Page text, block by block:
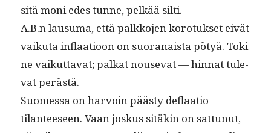
sitä moni edes tunne, pelkää silti.
A.B.n lausuma, että palkko­jen koro­tuk­set eivät
vaiku­ta inflaa­tioon on suo­ranaista pötyä. Toki
ne vaikut­ta­vat; palkat nou­se­vat — hin­nat tule­
vat perästä.
Suomes­sa on har­voin päästy deflaa­tio
tilanteeseen. Vaan joskus sitäkin on sat­tunut,